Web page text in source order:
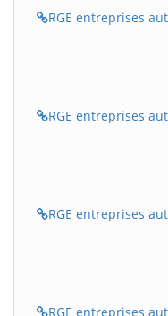
RGE entreprises
RGE entreprises
RGE entreprises
RGE entreprises